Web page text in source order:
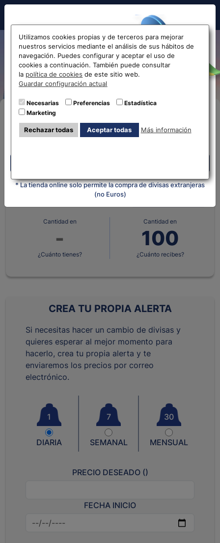
Hola!
Antes de acceder
la web...
Selecciona tu oficina más
cercana
* La tienda online solo permite la compra de divisas extranjeras
(no Euros)
Cambio de Euro a Peso
Colombiano EUR-COP
Compra Online
quieres?
Cantidad en
¿Cuánto tienes?
Cantidad en
¿Cuánto recibes?
CREA TU PROPIA ALERTA
Si necesitas hacer un cambio de divisas y
quieres esperar al mejor momento para
hacerlo, crea tu propia alerta y te
enviaremos los precios por correo
electrónico.
1
DIARIA
7
SEMANAL
30
MENSUAL
PRECIO DESEADO ()
FECHA INICIO
Utilizamos cookies propias y de terceros para mejorar
nuestros servicios mediante el análisis de sus hábitos de
navegación. Puedes configurar y aceptar el uso de
cookies a continuación. También puede consultar
la política de cookies de este sitio web.
Guardar configuración actual
Necesarias Preferencias
Estadística
Marketing
Rechazar todas Aceptar todas Más información